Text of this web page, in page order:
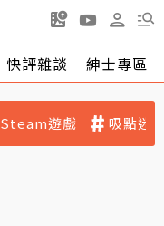
快評雜談 紳士專區
Steam遊戲 吸點迷